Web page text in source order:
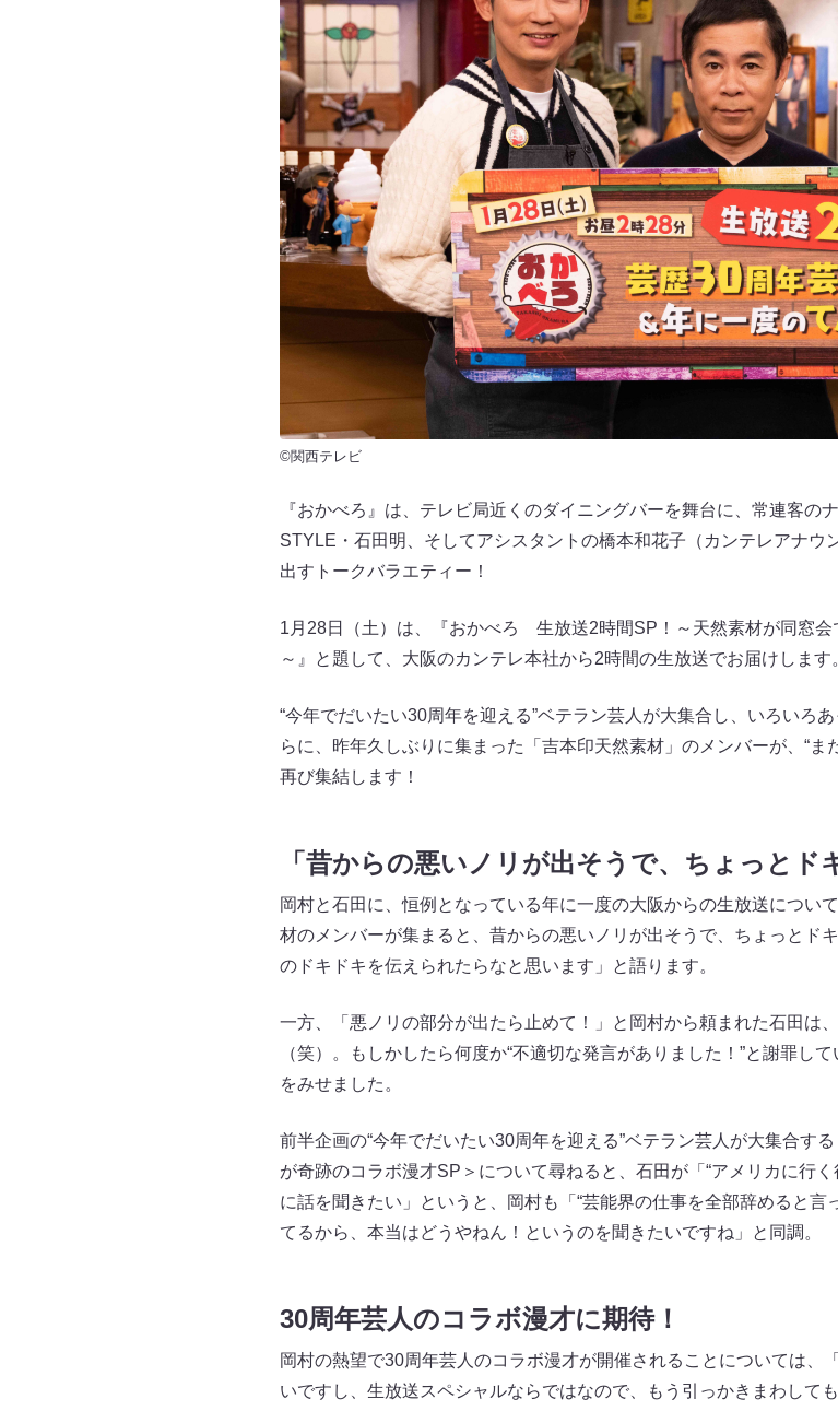
©関西テレビ
『おかべろ』は、テレビ局近くのダイニングバーを舞台に、常連客の
STYLE・石田明、そしてアシスタントの橋本和花子（カンテレアナウ
出すトークバラエティー！
1月28日（土）は、『おかべろ 生放送2時間SP！～天然素材が同窓
～』と題して、大阪のカンテレ本社から2時間の生放送でお届けします。
“今年でだいたい30周年を迎える”ベテラン芸人が大集合し、いろいろ
らに、昨年久しぶりに集まった「吉本印天然素材」のメンバーが、“ま
再び集結します！
「昔からの悪いノリが出そうで、ちょっとド
岡村と石田に、恒例となっている年に一度の大阪からの生放送につい
材のメンバーが集まると、昔からの悪いノリが出そうで、ちょっと
のドキドキを伝えられたらなと思います」と語ります。
一方、「悪ノリの部分が出たら止めて！」と岡村から頼まれた石田は
（笑）。もしかしたら何度か“不適切な発言がありました！”と謝罪
をみせました。
前半企画の“今年でだいたい30周年を迎える”ベテラン芸人が大集合
が奇跡のコラボ漫才SP＞について尋ねると、石田が「“アメリカに行
に話を聞きたい」というと、岡村も「“芸能界の仕事を全部辞めると
てるから、本当はどうやねん！というのを聞きたいですね」と同調。
30周年芸人のコラボ漫才に期待！
岡村の熱望で30周年芸人のコラボ漫才が開催されることについては、
いですし、生放送スペシャルならではなので、もう引っかきまわして